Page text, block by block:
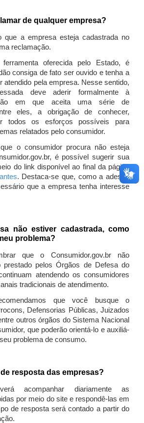
de qualquer empresa?
que a empresa esteja cadastrada no
reclamação.
oferecida pelo Estado, é
consiga de fato ser ouvido e tenha a
atendido pela empresa. Nesse sentido,
deve aderir formalmente à
em que aceita uma série de
eles, a obrigação de conhecer,
todos os esforços possíveis para
relatados pelo consumidor.
o consumidor procura não esteja
é possível sugerir sua
do link disponível ao final da página
. Destaca-se que, como a adesão
que a empresa tenha interesse
não estiver cadastrada, como
problema?
que o Consumidor.gov.br não
prestado pelos Órgãos de Defesa do
atendendo os consumidores
tradicionais de atendimento.
que você busque o
Defensorias Públicas, Juizados
outros órgãos do Sistema Nacional
que poderão orientá-lo e auxiliá-
problema de consumo.
resposta das empresas?
acompanhar diariamente as
por meio do site e respondê-las em
de resposta será contado a partir do